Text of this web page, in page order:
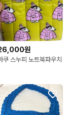
원
쿠 스누피 노트북파우치